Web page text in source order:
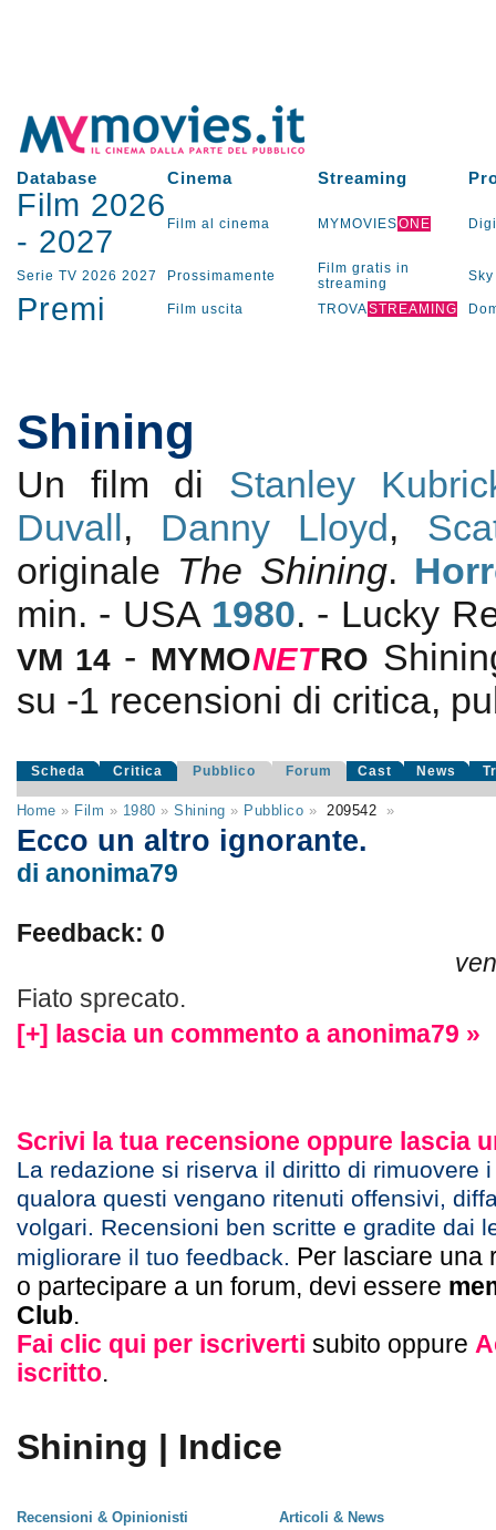
Database Cinema Streaming
Film 2026
- 2027 Film al cinema MYMOVIESONE
Serie TV 2026 2027 Prossimamente
Film gratis in
streaming
Sky
Premi Film uscita TROVASTREAMING
Shining
Un film di Stanley
Duvall, Danny Lloyd,
originale The Shining.
min. - USA 1980. - Lucky
VM 14- MYMONETRO
su -1 recensioni di critica,
Scheda Critica Pubblico Forum Cast News
Home » Film » 1980 »Shining » Pubblico » 209542 »
Ecco un altro ignorante.
di anonima79
Feedback: 0
Fiato sprecato.
[+] lascia un commento a anonima79 »
Scrivi la tua recensione oppure lascia
La redazione si riserva il diritto di rimuovere
qualora questi vengano ritenuti offensivi,
volgari. Recensioni ben scritte e gradite dai
migliorare il tuo feedback. Per lasciare una
o partecipare a un forum, devi essere
Club.
Fai clic qui per iscriverti subito oppure
iscritto.
Shining | Indice
Recensioni & Opinionisti
Articoli & News